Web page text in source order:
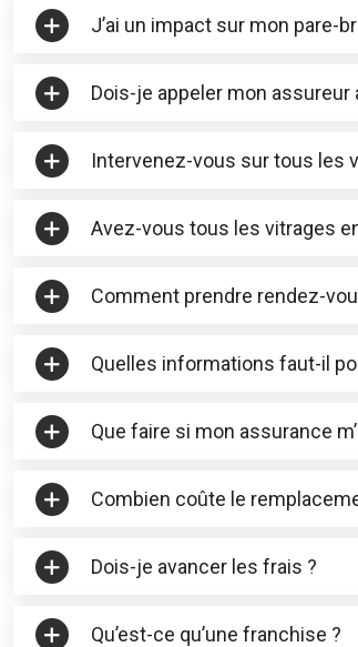
J’ai un impact sur mon pare-
Dois-je appeler mon
Intervenez-vous sur tous les
Avez-vous tous les vitrages
Comment prendre rendez-
Quelles informations faut-il
Que faire si mon assurance
Combien coûte le
Dois-je avancer les frais ?
Qu’est-ce qu’une franchise ?